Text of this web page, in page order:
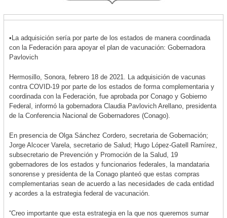
•La adquisición sería por parte de los estados de manera coordinada
con la Federación para apoyar el plan de vacunación: Gobernadora
Pavlovich
Hermosillo, Sonora, febrero 18 de 2021. La adquisición de vacunas
contra COVID-19 por parte de los estados de forma complementaria y
coordinada con la Federación, fue aprobada por Conago y Gobierno
Federal, informó la gobernadora Claudia Pavlovich Arellano, presidenta
de la Conferencia Nacional de Gobernadores (Conago).
En presencia de Olga Sánchez Cordero, secretaria de Gobernación;
Jorge Alcocer Varela, secretario de Salud; Hugo López-Gatell Ramírez,
subsecretario de Prevención y Promoción de la Salud, 19
gobernadores de los estados y funcionarios federales, la mandataria
sonorense y presidenta de la Conago planteó que estas compras
complementarias sean de acuerdo a las necesidades de cada entidad
y acordes a la estrategia federal de vacunación.
“Creo importante que esta estrategia en la que nos queremos sumar